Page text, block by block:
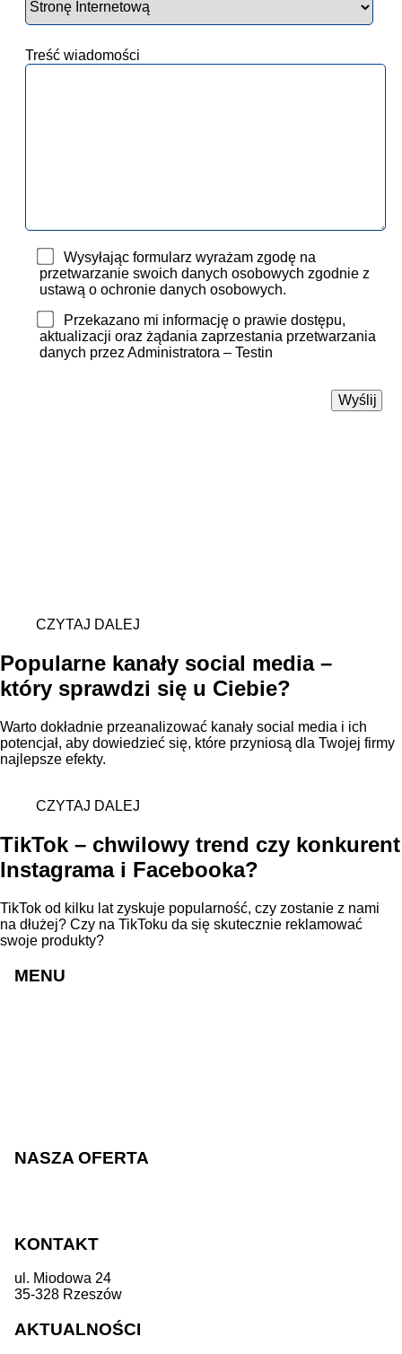
Treść wiadomości
Wysyłając formularz wyrażam zgodę na
przetwarzanie swoich danych osobowych zgodnie z
ustawą o ochronie danych osobowych.
Przekazano mi informację o prawie dostępu,
aktualizacji oraz żądania zaprzestania przetwarzania
danych przez Administratora – Testin
CZYTAJ DALEJ
Popularne kanały social media –
który sprawdzi się u Ciebie?
Warto dokładnie przeanalizować kanały social media i ich
potencjał, aby dowiedzieć się, które przyniosą dla Twojej firmy
najlepsze efekty.
CZYTAJ DALEJ
TikTok – chwilowy trend czy konkurent
Instagrama i Facebooka?
TikTok od kilku lat zyskuje popularność, czy zostanie z nami
na dłużej? Czy na TikToku da się skutecznie reklamować
swoje produkty?
MENU
NASZA OFERTA
KONTAKT
ul. Miodowa 24
35-328 Rzeszów
AKTUALNOŚCI